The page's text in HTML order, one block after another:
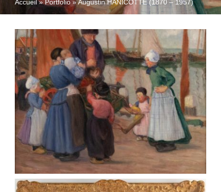
QUI SOMMES-NOUS
Accueil»Portfolio »Augustin HANICOTTE (1870 – 1957)